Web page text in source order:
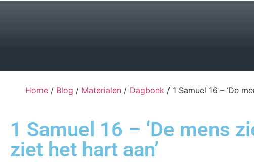
Home / Blog / Materialen / Dagboek / 1 Samuel 16 – ‘De
1 Samuel 16 – ‘De mens
ziet het hart aan’